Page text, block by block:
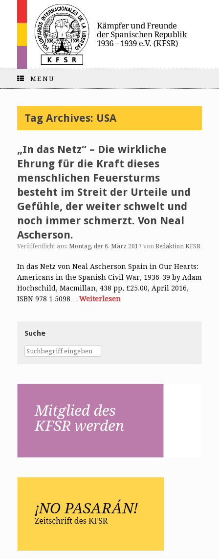
MENU
Tag Archives: USA
„In das Netz“ – Die wirkliche
Ehrung für die Kraft dieses
menschlichen Feuersturms
besteht im Streit der Urteile und
Gefühle, der weiter schwelt und
noch immer schmerzt. Von Neal
Ascherson.
Veröffentlicht am: Montag, der 6. März 2017 von Redaktion KFSR
In das Netz von Neal Ascherson Spain in Our Hearts:
Americans in the Spanish Civil War, 1936-39 by Adam
Hochschild, Macmillan, 438 pp, £25.00, April 2016,
ISBN 978 1 5098… Weiterlesen
Suche